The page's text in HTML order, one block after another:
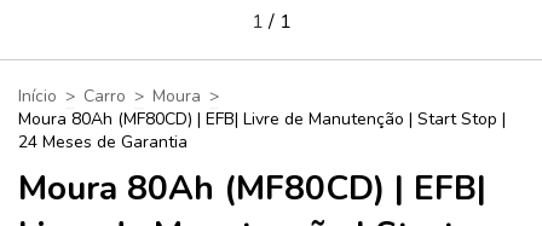
1/ 1
Início > Carro > Moura >
Moura 80Ah (MF80CD) | EFB| Livre de Manutenção | Start Stop |
24 Meses de Garantia
Moura 80Ah (MF80CD) | EFB|